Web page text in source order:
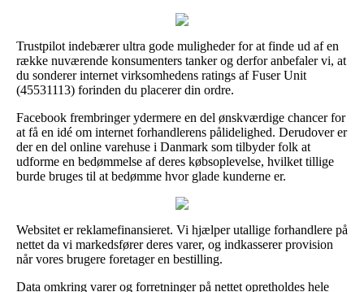
Trustpilot indebærer ultra gode muligheder for at finde ud af en
række nuværende konsumenters tanker og derfor anbefaler vi, at
du sonderer internet virksomhedens ratings af Fuser Unit
(45531113) forinden du placerer din ordre.
Facebook frembringer ydermere en del ønskværdige chancer for
at få en idé om internet forhandlerens pålidelighed. Derudover er
der en del online varehuse i Danmark som tilbyder folk at
udforme en bedømmelse af deres købsoplevelse, hvilket tillige
burde bruges til at bedømme hvor glade kunderne er.
Websitet er reklamefinansieret. Vi hjælper utallige forhandlere på
nettet da vi markedsfører deres varer, og indkasserer provision
når vores brugere foretager en bestilling.
Data omkring varer og forretninger på nettet opretholdes hele